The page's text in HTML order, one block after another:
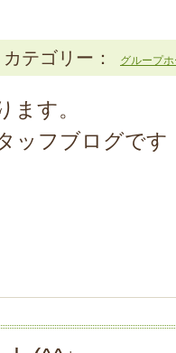
カテゴリー： グループ
ます。
ッフブログです